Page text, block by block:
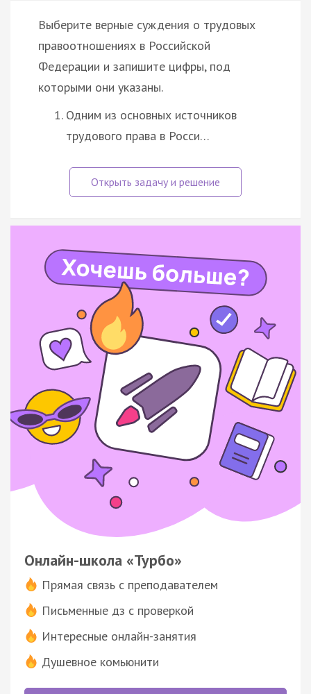
Выберите верные суждения о трудовых
правоотношениях в Российской
Федерации и запишите цифры, под
которыми они указаны.
Одним из основных источников
трудового права в Росси…
Онлайн-школа «Турбо»
Прямая связь с преподавателем
Письменные дз с проверкой
Интересные онлайн-занятия
Душевное комьюнити